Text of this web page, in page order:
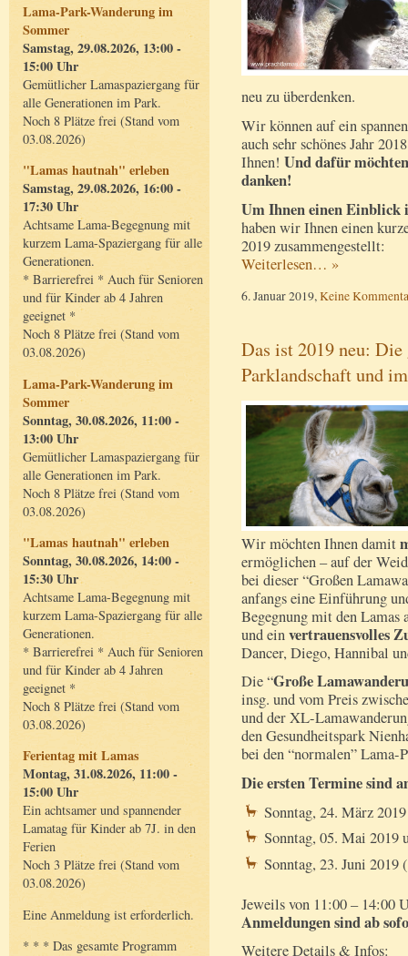
Lama-Park-Wanderung im
Sommer
Samstag, 29.08.2026, 13:00 -
15:00 Uhr
Gemütlicher Lamaspaziergang für
alle Generationen im Park.
Noch 8 Plätze frei (Stand vom
03.08.2026)
"Lamas hautnah" erleben
Samstag, 29.08.2026, 16:00 -
17:30 Uhr
Achtsame Lama-Begegnung mit
kurzem Lama-Spaziergang für alle
Generationen.
* Barrierefrei * Auch für Senioren
und für Kinder ab 4 Jahren
geeignet *
Noch 8 Plätze frei (Stand vom
03.08.2026)
Lama-Park-Wanderung im
Sommer
Sonntag, 30.08.2026, 11:00 -
13:00 Uhr
Gemütlicher Lamaspaziergang für
alle Generationen im Park.
Noch 8 Plätze frei (Stand vom
03.08.2026)
"Lamas hautnah" erleben
Sonntag, 30.08.2026, 14:00 -
15:30 Uhr
Achtsame Lama-Begegnung mit
kurzem Lama-Spaziergang für alle
Generationen.
* Barrierefrei * Auch für Senioren
und für Kinder ab 4 Jahren
geeignet *
Noch 8 Plätze frei (Stand vom
03.08.2026)
Ferientag mit Lamas
Montag, 31.08.2026, 11:00 -
15:00 Uhr
Ein achtsamer und spannender
Lamatag für Kinder ab 7J. in den
Ferien
Noch 3 Plätze frei (Stand vom
03.08.2026)
Eine Anmeldung ist erforderlich.
* * * Das gesamte Programm
neu zu überdenken.
Wir können auf ein
auch sehr schönes Jahr
Ihnen! Und dafür
danken!
Um Ihnen einen Einblick
haben wir Ihnen einen
2019 zusammengestellt:
Weiterlesen… »
6. Januar 2019,Keine
Das ist 2019 neu:
Parklandschaft und
Wir möchten Ihnen damit
ermöglichen – auf der
bei dieser “Großen
anfangs eine Einführung
Begegnung mit den
und einvertrauensvolles
Dancer, Diego, Hannibal
Die “Große
insg. und vom Preis
und der XL-
den Gesundheitspark
bei den “normalen” Lama-
Die ersten Termine sind
Sonntag, 24. März 2019
Sonntag, 05. Mai 2019
Sonntag, 23. Juni
Jeweils von 11:00 – 14:00
Anmeldungen sind ab
Weitere Details & Infos: